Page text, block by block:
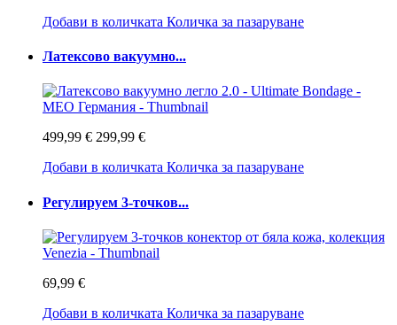
Добави в количката Количка за пазаруване
Латексово вакуумно...
499,99 € 299,99 €
Добави в количката Количка за пазаруване
Регулируем 3-точков...
69,99 €
Добави в количката Количка за пазаруване